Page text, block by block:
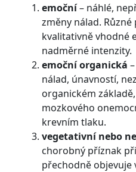
emoční– náhlé,
změny nálad.
kvalitativně vhodné
nadměrné intenzity.
emoční organická
nálad, únavností,
organickém
mozkového
krevním tlaku.
vegetativní nebo
chorobný příznak
přechodně